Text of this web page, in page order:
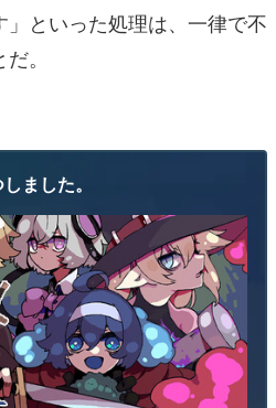
」といった処理は、一律で不
だ。
ました。